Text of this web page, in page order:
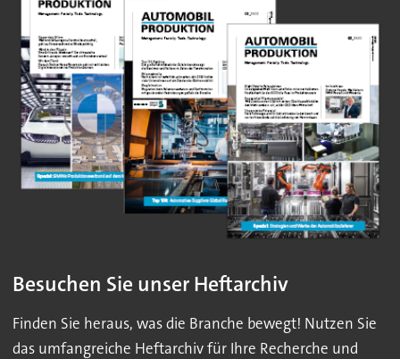
Besuchen Sie unser Heftarchiv
Finden Sie heraus, was die Branche bewegt! Nutzen Sie
das umfangreiche Heftarchiv für Ihre Recherche und